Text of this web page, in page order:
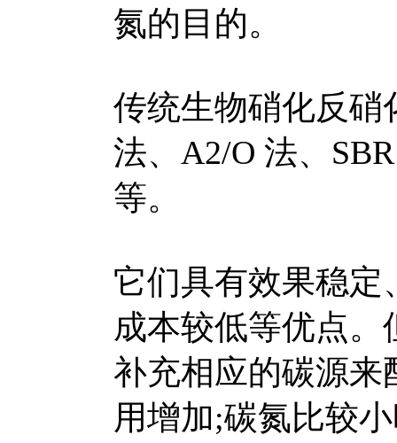
氮的目的。
传统生物硝化反硝
法、A2/O 法、
等。
它们具有效果稳定
成本较低等优点
补充相应的碳源来
用增加;碳氮比较